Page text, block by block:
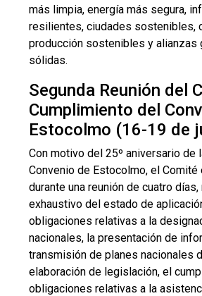
más limpia, energía más segura,
resilientes, ciudades sostenibles,
producción sostenibles y alianzas
sólidas.
Segunda Reunión del
Cumplimiento del
Estocolmo (16-19 de
Con motivo del 25º aniversario de
Convenio de Estocolmo, el Comité
durante una reunión de cuatro
exhaustivo del estado de
obligaciones relativas a la
nacionales, la presentación de
transmisión de planes nacionales
elaboración de legislación, el
obligaciones relativas a la